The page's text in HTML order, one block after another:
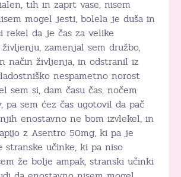
tih in zaprt vase, nisem
mogel jesti, bolela je duša in
rekel da je čas za velike
zamenjal sem družbo,
način življenja, in odstranil iz
nespametno norost
sem si, dam času čas, nočem
pa sem ćez čas ugotovil da pač
enostavno ne bom izvlekel, in
z Asentro 50mg, ki pa je
stranske učinke, ki pa niso
že bolje ampak, stranski učinki